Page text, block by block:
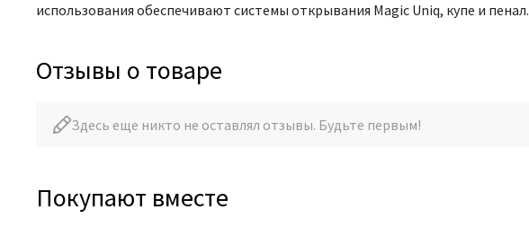
использования обеспечивают системы открывания Magic Uniq, купе и пенал.
Отзывы о товаре
Здесь еще никто не оставлял отзывы. Будьте первым!
Покупают вместе